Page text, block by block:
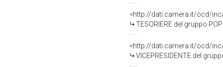
<http://dati.camera.it/ocd/
TESORIERE del gruppo POPOLO E TERRITORIO (NOI SUD-LIBERTA' ED
<http://dati.camera.it/ocd/
VICEPRESIDENTE del gruppo INIZIATIVA RESPONSABILE (NOI SUD-